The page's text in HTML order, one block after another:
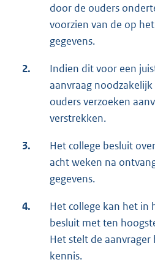
door de ouders
voorzien van de op
gegevens.
2.
Indien dit voor een
aanvraag
ouders verzoeken
verstrekken.
3.
Het college besluit
acht weken na
gegevens.
4.
Het college kan het in
besluit met ten
Het stelt de
kennis.